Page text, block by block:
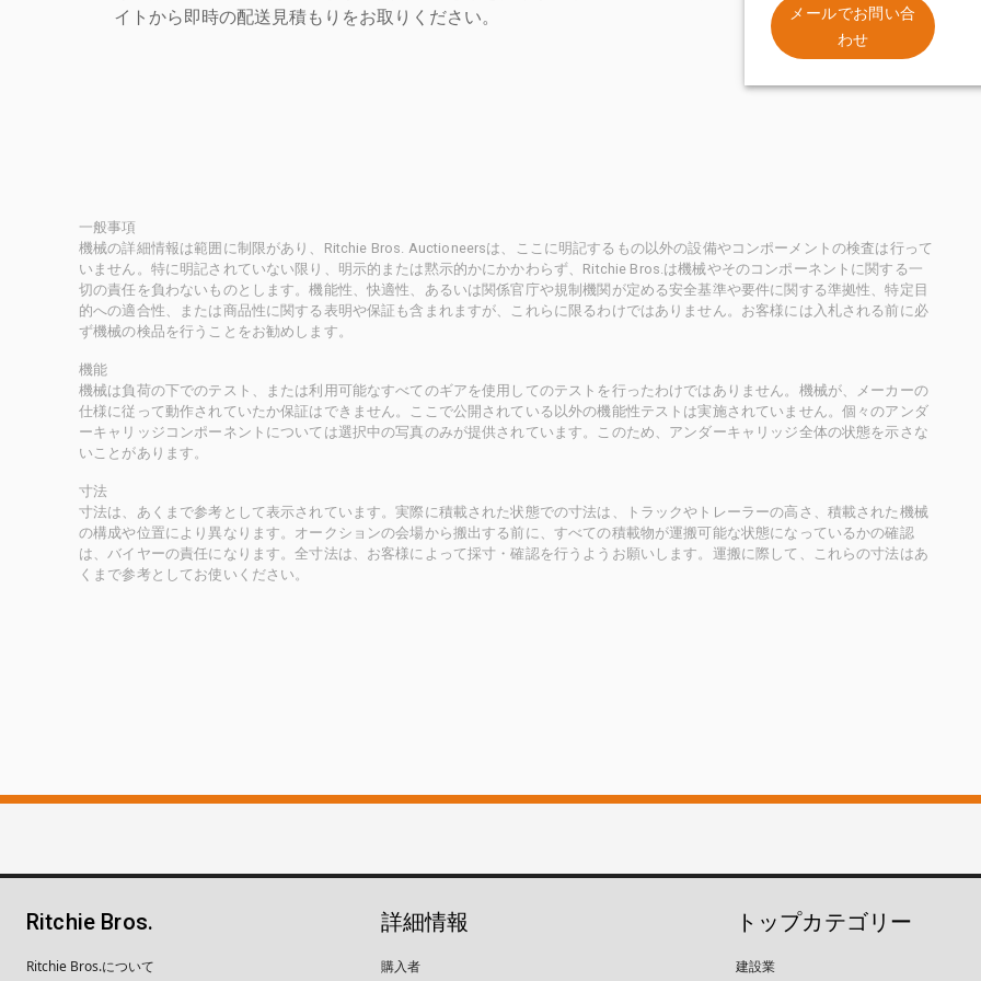
イトから即時の配送見積もりをお取りください。
メールでお問い合
わせ
一般事項
機械の詳細情報は範囲に制限があり、Ritchie Bros. Auctioneersは、ここに明記するもの以外の設備やコンポーメントの検査は行って
いません。特に明記されていない限り、明示的または黙示的かにかかわらず、Ritchie Bros.は機械やそのコンポーネントに関する一
切の責任を負わないものとします。機能性、快適性、あるいは関係官庁や規制機関が定める安全基準や要件に関する準拠性、特定目
的への適合性、または商品性に関する表明や保証も含まれますが、これらに限るわけではありません。お客様には入札される前に必
ず機械の検品を行うことをお勧めします。
機能
機械は負荷の下でのテスト、または利用可能なすべてのギアを使用してのテストを行ったわけではありません。機械が、メーカーの
仕様に従って動作されていたか保証はできません。ここで公開されている以外の機能性テストは実施されていません。個々のアンダ
ーキャリッジコンポーネントについては選択中の写真のみが提供されています。このため、アンダーキャリッジ全体の状態を示さな
いことがあります。
寸法
寸法は、あくまで参考として表示されています。実際に積載された状態での寸法は、トラックやトレーラーの高さ、積載された機械
の構成や位置により異なります。オークションの会場から搬出する前に、すべての積載物が運搬可能な状態になっているかの確認
は、バイヤーの責任になります。全寸法は、お客様によって採寸・確認を行うようお願いします。運搬に際して、これらの寸法はあ
くまで参考としてお使いください。
Ritchie Bros.
Ritchie Bros.について
詳細情報
購入者
トップカテゴリー
建設業